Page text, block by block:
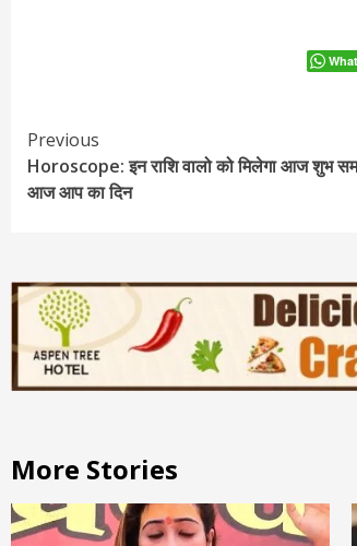
Continue
Reading
Previous
Horoscope: इन राशि वालो को मिलेगा आज शुभ
आज आप का दिन
More Stories